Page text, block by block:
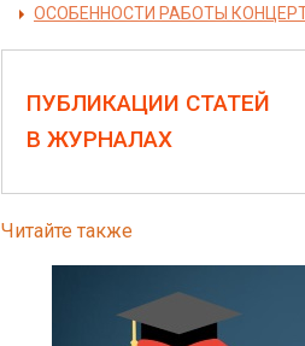
ОСОБЕННОСТИ РАБОТЫ
ПУБЛИКАЦИИ СТАТЕЙ
В ЖУРНАЛАХ
Читайте также